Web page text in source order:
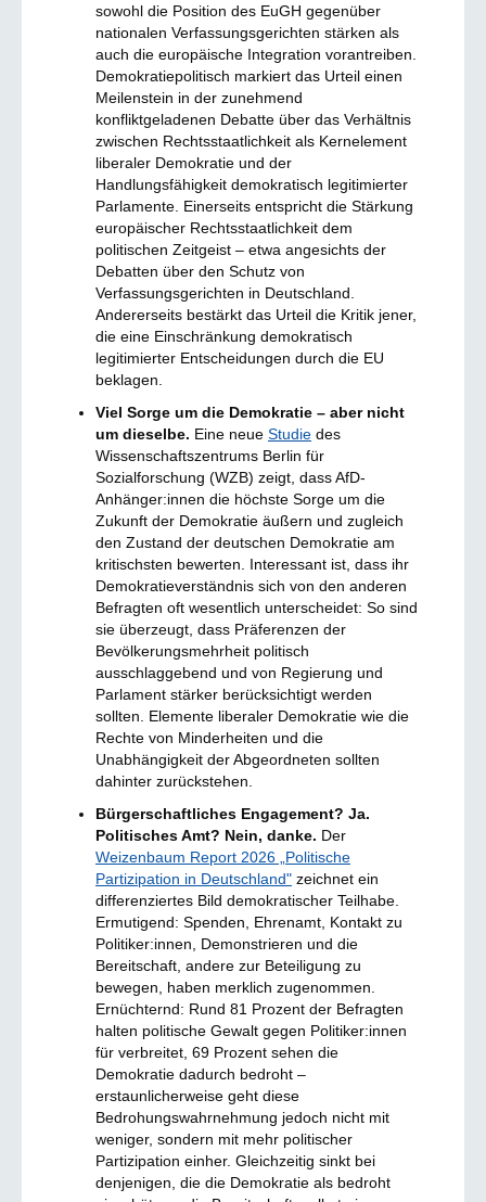
sowohl die Position des EuGH gegenüber
nationalen Verfassungsgerichten stärken als
auch die europäische Integration vorantreiben.
Demokratiepolitisch markiert das Urteil einen
Meilenstein in der zunehmend
konfliktgeladenen Debatte über das Verhältnis
zwischen Rechtsstaatlichkeit als Kernelement
liberaler Demokratie und der
Handlungsfähigkeit demokratisch legitimierter
Parlamente. Einerseits entspricht die Stärkung
europäischer Rechtsstaatlichkeit dem
politischen Zeitgeist – etwa angesichts der
Debatten über den Schutz von
Verfassungsgerichten in Deutschland.
Andererseits bestärkt das Urteil die Kritik jener,
die eine Einschränkung demokratisch
legitimierter Entscheidungen durch die EU
beklagen.
Viel Sorge um die Demokratie – aber nicht
um dieselbe. Eine neue Studie des
Wissenschaftszentrums Berlin für
Sozialforschung (WZB) zeigt, dass AfD-
Anhänger:innen die höchste Sorge um die
Zukunft der Demokratie äußern und zugleich
den Zustand der deutschen Demokratie am
kritischsten bewerten. Interessant ist, dass ihr
Demokratieverständnis sich von den anderen
Befragten oft wesentlich unterscheidet: So sind
sie überzeugt, dass Präferenzen der
Bevölkerungsmehrheit politisch
ausschlaggebend und von Regierung und
Parlament stärker berücksichtigt werden
sollten. Elemente liberaler Demokratie wie die
Rechte von Minderheiten und die
Unabhängigkeit der Abgeordneten sollten
dahinter zurückstehen.
Bürgerschaftliches Engagement? Ja.
Politisches Amt? Nein, danke. Der
Weizenbaum Report 2026 „Politische
Partizipation in Deutschland" zeichnet ein
differenziertes Bild demokratischer Teilhabe.
Ermutigend: Spenden, Ehrenamt, Kontakt zu
Politiker:innen, Demonstrieren und die
Bereitschaft, andere zur Beteiligung zu
bewegen, haben merklich zugenommen.
Ernüchternd: Rund 81 Prozent der Befragten
halten politische Gewalt gegen Politiker:innen
für verbreitet, 69 Prozent sehen die
Demokratie dadurch bedroht –
erstaunlicherweise geht diese
Bedrohungswahrnehmung jedoch nicht mit
weniger, sondern mit mehr politischer
Partizipation einher. Gleichzeitig sinkt bei
denjenigen, die die Demokratie als bedroht